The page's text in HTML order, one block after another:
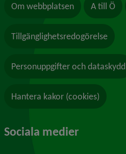
Om webbplatsen A till Ö
Tillgänglighetsredogörelse
Personuppgifter och dataskydd
Hantera kakor (cookies)
Sociala medier